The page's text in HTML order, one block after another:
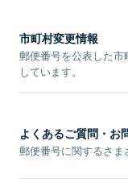
市町村変更情報
郵便番号を公表した
しています。
よくあるご質問・お
郵便番号に関するさま